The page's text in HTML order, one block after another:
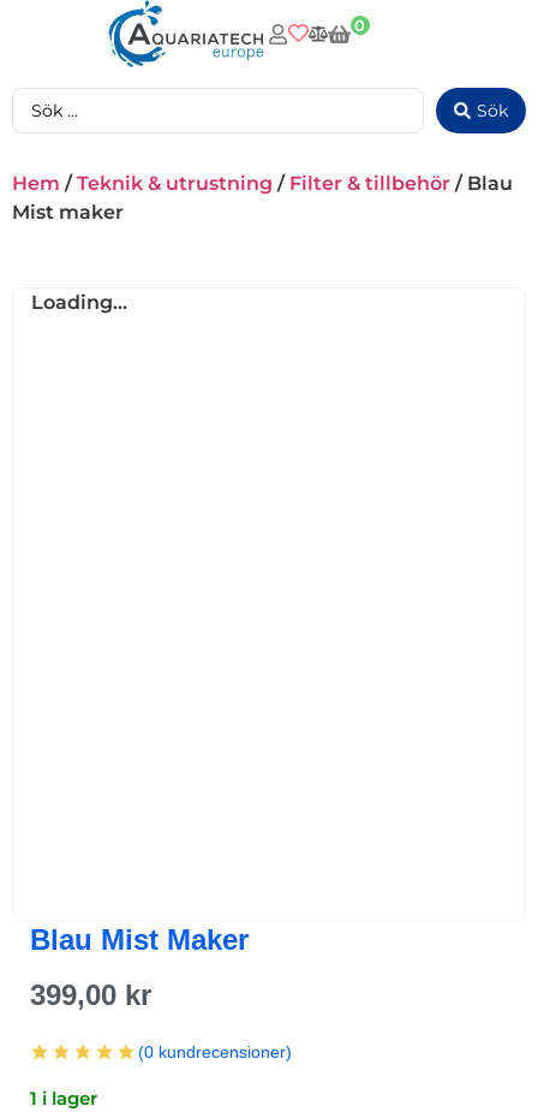
0
Sök
Hem /Teknik & utrustning / Filter & tillbehör / Blau
Mist maker
Loading...
Blau Mist Maker
399,00 kr
(0 kundrecensioner)
1 i lager